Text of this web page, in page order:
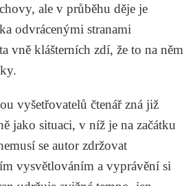
ale v průběhu děje je
odvrácenými stranami
vně klášterních zdí, že to na něm
vyšetřovatelů čtenář zná již
jako situaci, v níž je na začátku
se autor zdržovat
vysvětlováním a vyprávění si